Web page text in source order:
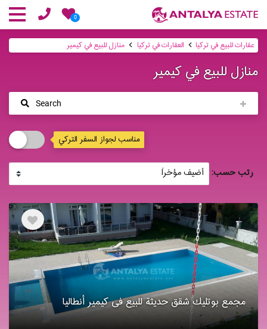
0
عقارات للبيع في تركيا العقارات في تركيا منازل للبيع في كيمير
منازل للبيع في كيمير
Search
مناسب لجواز السفر التركي
رتب حسب:
مجمع بوتلیك شقق حدیثة للبیع فی كیمیر أنطالیا